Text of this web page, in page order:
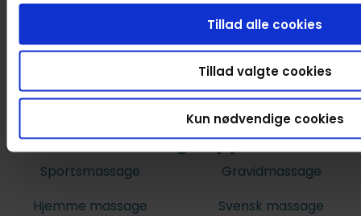
Tillad alle cookies
Tillad valgte cookies
Kun nødvendige cookies
Massagetyper
Sportsmassage
Gravidmassage
Hjemme massage
Svensk massage